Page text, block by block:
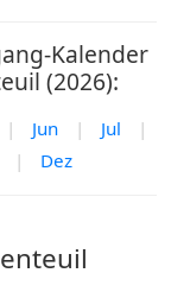
Kalender
(2026):
| Jun | Jul
|
| Dez